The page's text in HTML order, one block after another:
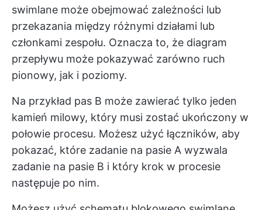
swimlane może obejmować zależności lub
przekazania między różnymi działami lub
członkami zespołu. Oznacza to, że diagram
przepływu może pokazywać zarówno ruch
pionowy, jak i poziomy.
Na przykład pas B może zawierać tylko jeden
kamień milowy, który musi zostać ukończony w
połowie procesu. Możesz użyć łączników, aby
pokazać, które zadanie na pasie A wyzwala
zadanie na pasie B i który krok w procesie
następuje po nim.